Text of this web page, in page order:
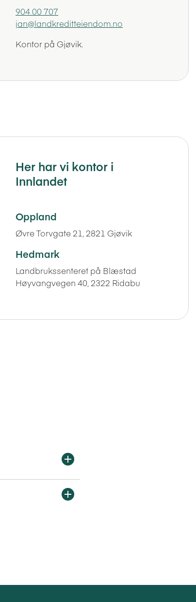
904 00 707
jan@landkreditteiendom.no
Kontor på Gjøvik.
Her har vi kontor i
Innlandet
Oppland
Øvre Torvgate 21, 2821 Gjøvik
Hedmark
Landbrukssenteret på Blæstad
Høyvangvegen 40, 2322 Ridabu